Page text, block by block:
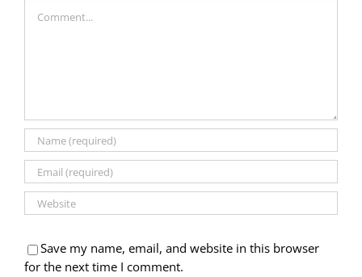
Save my name, email, and website in this browser
for the next time I comment.